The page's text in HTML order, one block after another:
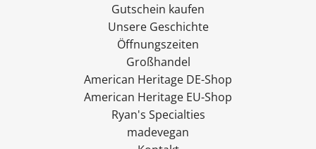
Gutschein kaufen
Unsere Geschichte
Öffnungszeiten
Großhandel
American Heritage DE-Shop
American Heritage EU-Shop
Ryan's Specialties
madevegan